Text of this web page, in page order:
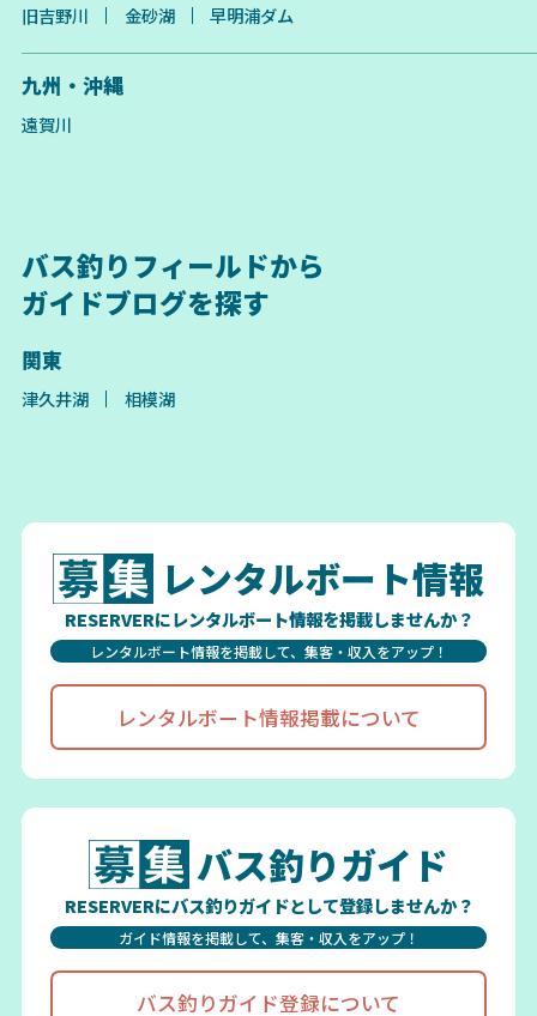
旧吉野川 金砂湖 早明浦ダム
九州・沖縄
遠賀川
バス釣りフィールドから
ガイドブログを探す
関東
津久井湖 相模湖
レンタルボート情報
RESERVERにレンタルボート情報を掲載しませんか？
レンタルボート情報を掲載して、集客・収入をアップ！
レンタルボート情報掲載について
バス釣りガイド
RESERVERにバス釣りガイドとして登録しませんか？
ガイド情報を掲載して、集客・収入をアップ！
バス釣りガイド登録について